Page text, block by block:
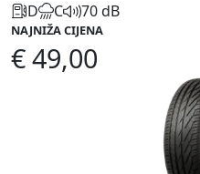
D C 70 dB
NAJNIŽA CIJENA
€ 49,00